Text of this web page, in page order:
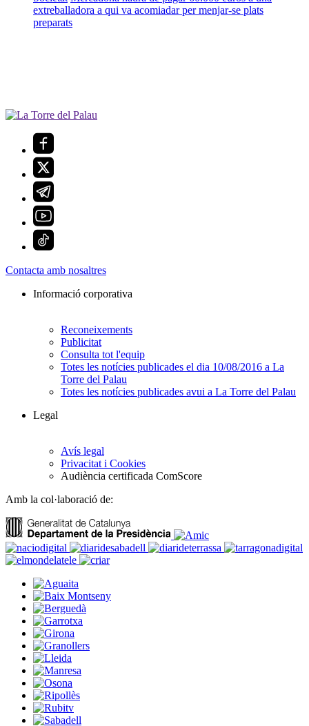
extreballadora a qui va acomiadar per menjar-se plats
preparats
Contacta amb nosaltres
Informació corporativa
Reconeixements
Publicitat
Consulta tot l'equip
Totes les notícies publicades el dia 10/08/2016 a La
Torre del Palau
Totes les notícies publicades avui a La Torre del Palau
Legal
Avís legal
Privacitat i Cookies
Audiència certificada ComScore
Amb la col·laboració de: